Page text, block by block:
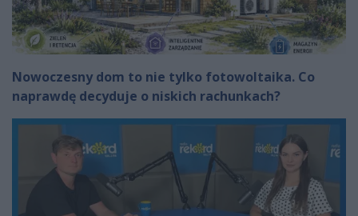
Nowoczesny dom to nie tylko fotowoltaika. Co
naprawdę decyduje o niskich rachunkach?